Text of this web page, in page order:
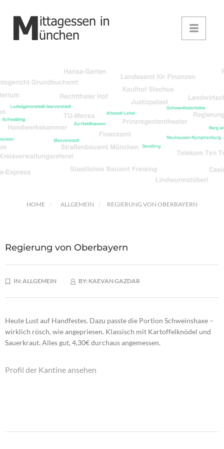
HOME ALLGEMEIN REGIERUNG VON OBERBAYERN
Regierung von Oberbayern
IN:ALLGEMEIN BY: KAEVAN GAZDAR
Heute Lust auf Handfestes. Dazu passte die Portion Schweinshaxe –
wirklich rösch, wie angepriesen. Klassisch mit Kartoffelknödel und
Sauerkraut. Alles gut, 4,30€ durchaus angemessen.
Profil der Kantine ansehen